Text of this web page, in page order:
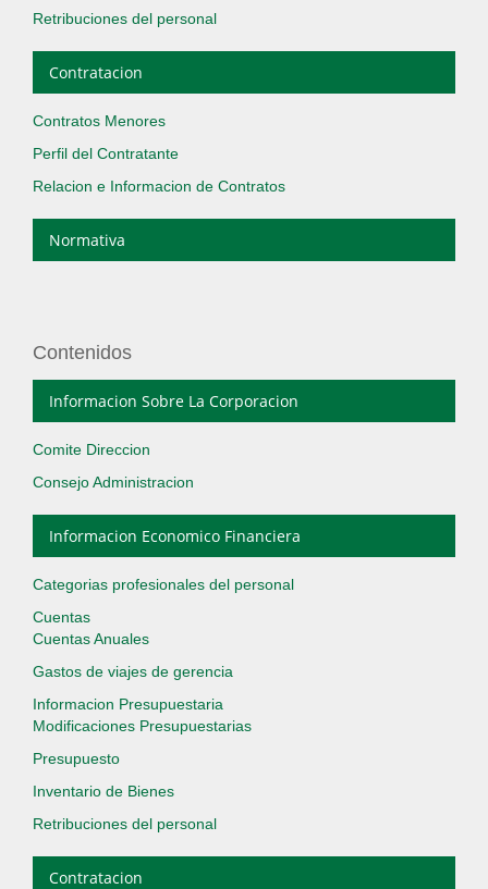
Retribuciones del personal
Contratacion
Contratos Menores
Perfil del Contratante
Relacion e Informacion de Contratos
Normativa
Contenidos
Informacion Sobre La Corporacion
Comite Direccion
Consejo Administracion
Informacion Economico Financiera
Categorias profesionales del personal
Cuentas
Cuentas Anuales
Gastos de viajes de gerencia
Informacion Presupuestaria
Modificaciones Presupuestarias
Presupuesto
Inventario de Bienes
Retribuciones del personal
Contratacion